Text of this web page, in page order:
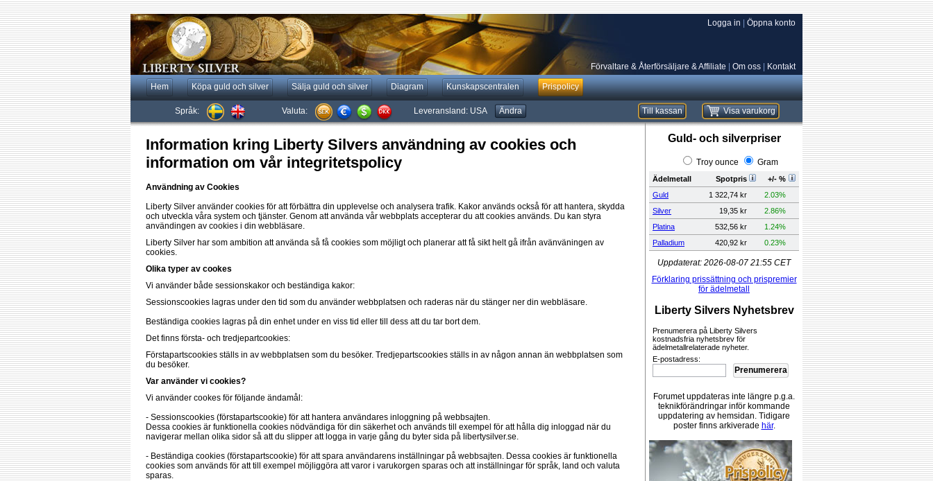
Logga in Öppna konto
Förvaltare & Återförsäljare & Affiliate Om oss Kontakt
Hem Köpa guld och silver Sälja guld och silver Diagram Kunskapscentralen Prispolicy
Språk: Valuta: Leveransland: USA Ändra Visa varukorg
Till kassan
Information kring Liberty Silvers användning av cookies och
information om vår integritetspolicy
Användning av Cookies
Liberty Silver använder cookies för att förbättra din upplevelse och analysera trafik. Kakor används också för att hantera, skydda
och utveckla våra system och tjänster. Genom att använda vår webbplats accepterar du att cookies används. Du kan styra
användingen av cookies i din webbläsare.
Liberty Silver har som ambition att använda så få cookies som möjligt och planerar att få sikt helt gå ifrån avänväningen av
cookies.
Olika typer av cookes
Vi använder både sessionskakor och beständiga kakor:
Sessionscookies lagras under den tid som du använder webbplatsen och raderas när du stänger ner din webbläsare.
Beständiga cookies lagras på din enhet under en viss tid eller till dess att du tar bort dem.
Det finns första- och tredjepartcookies:
Förstapartscookies ställs in av webbplatsen som du besöker. Tredjepartscookies ställs in av någon annan än webbplatsen som
du besöker.
Var använder vi cookies?
Vi använder cookes för följande ändamål:
- Sessionscookies (förstapartscookie) för att hantera användares inloggning på webbsajten.
Dessa cookies är funktionella cookies nödvändiga för din säkerhet och används till exempel för att hålla dig inloggad när du
navigerar mellan olika sidor så att du slipper att logga in varje gång du byter sida på libertysilver.se.
- Beständiga cookies (förstapartscookie) för att spara användarens inställningar på webbsajten. Dessa cookies är funktionella
cookies som används för att till exempel möjliggöra att varor i varukorgen sparas och att inställningar för språk, land och valuta
sparas.
Guld- och silverpriser
Troy ounce Gram
Ädelmetall Spotpris
+/- %
Guld
1 322,74 kr
2.03%
Silver
19,35 kr
2.86%
Platina
532,56 kr
1.24%
Palladium
420,92 kr 0.23%
Uppdaterat: 2026-08-07 21:55 CET
Förklaring prissättning och prispremier
för ädelmetall
Liberty Silvers Nyhetsbrev
Prenumerera på Liberty Silvers
kostnadsfria nyhetsbrev för
ädelmetallrelaterade nyheter.
E-postadress:
Prenumerera
Forumet uppdateras inte längre p.g.a.
teknikförändringar inför kommande
uppdatering av hemsidan. Tidigare
poster finns arkiverade här.